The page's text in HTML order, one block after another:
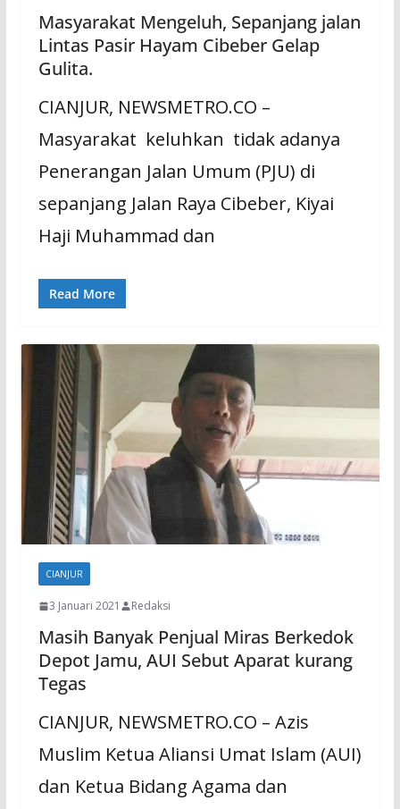
Masyarakat Mengeluh, Sepanjang jalan
Lintas Pasir Hayam Cibeber Gelap
Gulita.
CIANJUR, NEWSMETRO.CO –
Masyarakat keluhkan tidak adanya
Penerangan Jalan Umum (PJU) di
sepanjang Jalan Raya Cibeber, Kiyai
Haji Muhammad dan
Read More
CIANJUR
3 Januari 2021 Redaksi
Masih Banyak Penjual Miras Berkedok
Depot Jamu, AUI Sebut Aparat kurang
Tegas
CIANJUR, NEWSMETRO.CO – Azis
Muslim Ketua Aliansi Umat Islam (AUI)
dan Ketua Bidang Agama dan